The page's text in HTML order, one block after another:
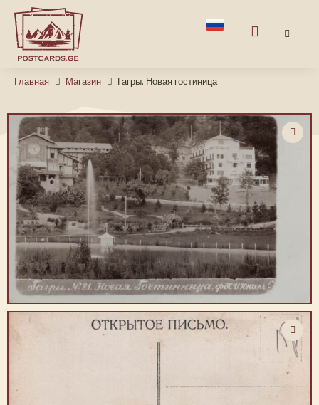
Главная Магазин Гагры. Новая гостиница